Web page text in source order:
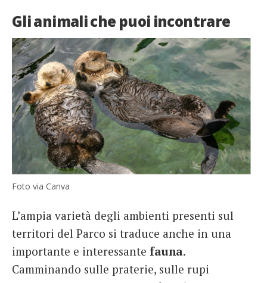
Gli animali che puoi incontrare
Foto via Canva
L’ampia varietà degli ambienti presenti sul
territori del Parco si traduce anche in una
importante e interessante fauna.
Camminando sulle praterie, sulle rupi